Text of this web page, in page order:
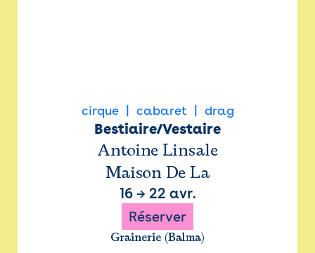
cirque cabaret drag
Bestiaire/Vestaire
Antoine Linsale
Maison De La
16→ 22 avr.
Réserver
Grainerie (Balma)